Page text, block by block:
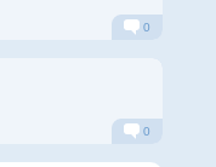
0
Alarm Antworten
0